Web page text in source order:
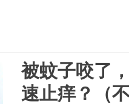
被蚊子咬了
速止痒？（